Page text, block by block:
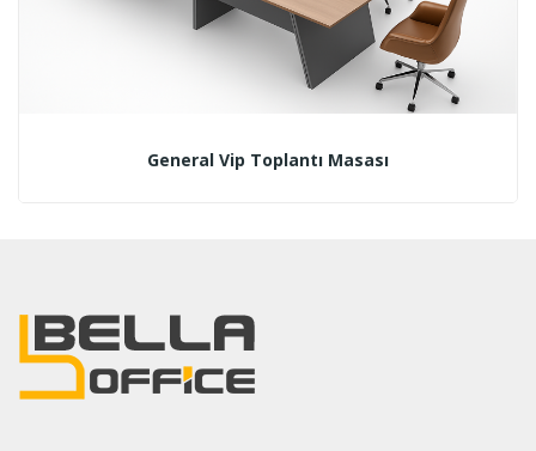
General Vip Toplantı Masası